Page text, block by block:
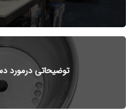
توضیحاتی درمورد